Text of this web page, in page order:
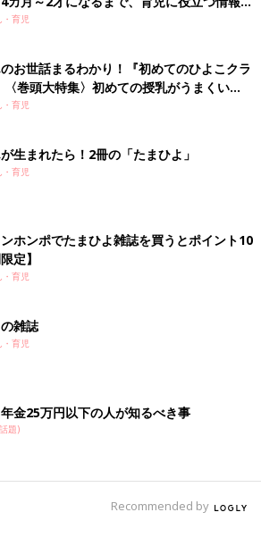
・育児
お世話まるわかり！『初めてのひよこクラ
〈巻頭大特集〉初めての授乳がうまくい
い・ミルクの基本と夏のトラブル 解決テ
・育児
生まれたら！2冊の「たまひよ」
・育児
ホンポでたまひよ雑誌を買うとポイント10
定】
・育児
雑誌
・育児
金25万円以下の人が知るべき事
題)
Recommended by